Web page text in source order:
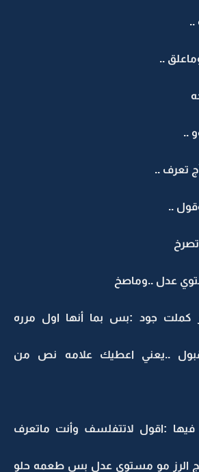
..
..
..
تعرف ..
..
عدل ..وماصخ
كملت جود :بس بما أنها اول مرره
..يعني اعطيك علامه نص من
فيها :اقول لاتتفلسف وأنت ماتعرف
الرز مو مستوي عدل بس طعمه حلو